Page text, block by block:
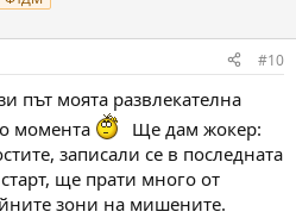
#10
път моята развлекателна
момента
Ще дам жокер:
записали се в последната
ще прати много от
зони на мишените.